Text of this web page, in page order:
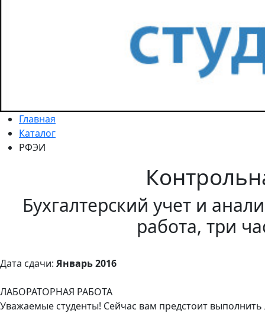
Главная
Каталог
РФЭИ
Бухгалтерский учет и
работа, три
Дата сдачи: Январь 2016
ЛАБОРАТОРНАЯ РАБОТА
Уважаемые студенты! Сейчас вам предстоит